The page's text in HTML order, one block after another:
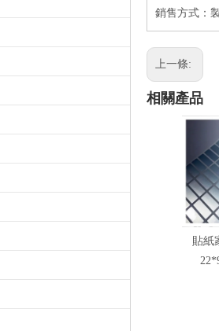
銷售方式：
上一條:
相關產品
貼紙